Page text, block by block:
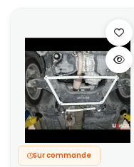
Sur commande